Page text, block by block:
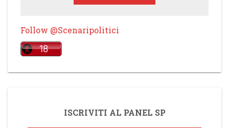
Follow @Scenaripolitici
ISCRIVITI AL PANEL SP